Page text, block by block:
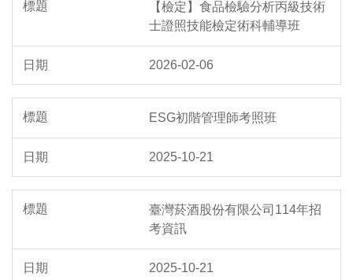
【檢定】食品檢驗分析丙級技術
士證照技能檢定術科輔導班
2026-02-06
ESG初階管理師考照班
2025-10-21
臺灣菸酒股份有限公司114年招
考資訊
2025-10-21